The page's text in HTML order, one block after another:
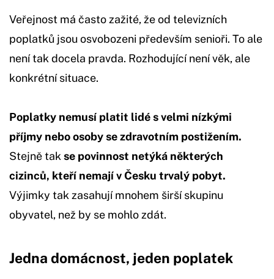
Veřejnost má často zažité, že od televizních
poplatků jsou osvobozeni především senioři. To ale
není tak docela pravda. Rozhodující není věk, ale
konkrétní situace.
Poplatky nemusí platit lidé s velmi nízkými
příjmy nebo osoby se zdravotním postižením.
Stejně tak se povinnost netýká některých
cizinců, kteří nemají v Česku trvalý pobyt.
Výjimky tak zasahují mnohem širší skupinu
obyvatel, než by se mohlo zdát.
Jedna domácnost, jeden poplatek